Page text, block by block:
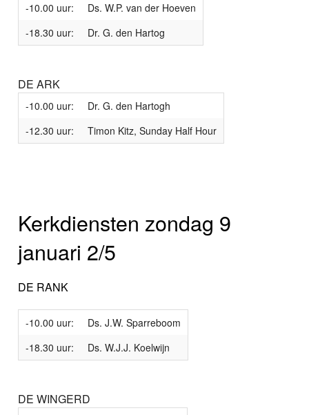
-10.00 uur:
Ds. W.P. van der Hoeven
-18.30 uur:
Dr. G. den Hartog
DE ARK
-10.00 uur:
Dr. G. den Hartogh
-12.30 uur:
Timon Kitz, Sunday Half Hour
Kerkdiensten zondag 9
januari 2/5
DE RANK
-10.00 uur:
Ds. J.W. Sparreboom
-18.30 uur:
Ds. W.J.J. Koelwijn
DE WINGERD